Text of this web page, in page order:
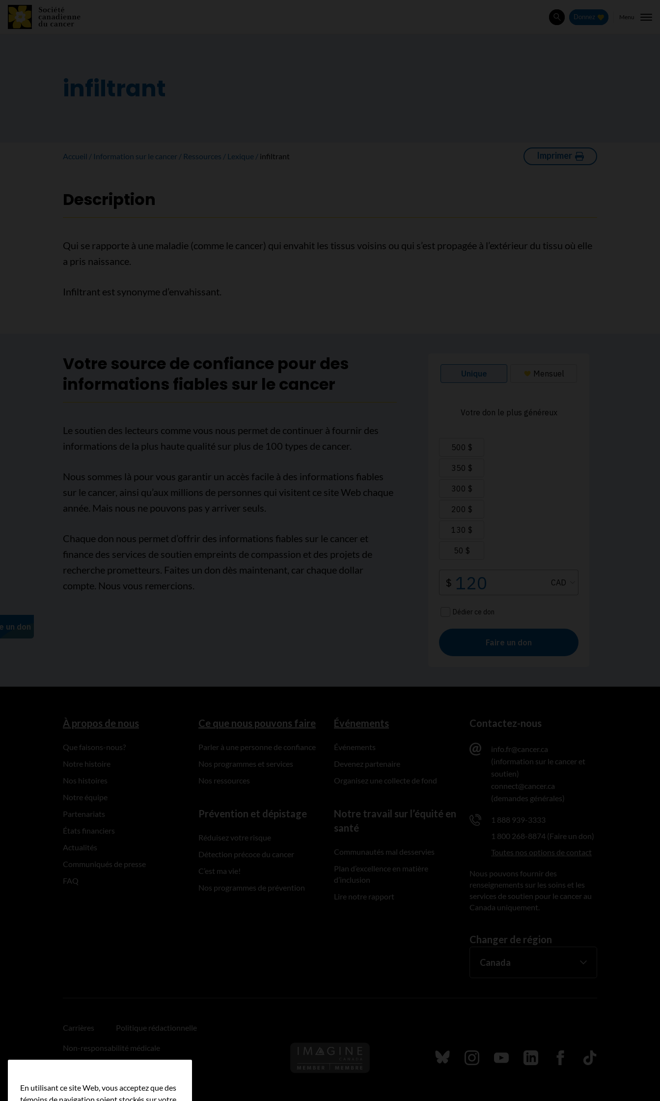
Rechercher
Donnez Menu
infiltrant
Accueil Information sur le cancer Ressources Lexique infiltrant Imprimer
Description
Qui se rapporte à une maladie (comme le cancer) qui envahit les tissus voisins ou qui s’est propagée à l’extérieur du tissu où elle
a pris naissance.
Infiltrant est synonyme d’envahissant.
Votre source de confiance pour des
informations fiables sur le cancer
Le soutien des lecteurs comme vous nous permet de continuer à fournir des
informations de la plus haute qualité sur plus de 100 types de cancer.
Nous sommes là pour vous garantir un accès facile à des informations fiables
sur le cancer, ainsi qu’aux millions de personnes qui visitent ce site Web chaque
année. Mais nous ne pouvons pas y arriver seuls.
Chaque don nous permet d’offrir des informations fiables sur le cancer et
finance des services de soutien empreints de compassion et des projets de
recherche prometteurs. Faites un don dès maintenant, car chaque dollar
compte. Nous vous remercions.
À propos de nous
Que faisons-nous?
Notre histoire
Nos histoires
Notre équipe
Partenariats
États financiers
Actualités
Communiqués de presse
FAQ
Ce que nous pouvons faire
Parler à une personne de confiance
Nos programmes et services
Nos ressources
Prévention et dépistage
Réduisez votre risque
Détection précoce du cancer
C’est ma vie!
Nos programmes de prévention
Événements
Événements
Devenez partenaire
Organisez une collecte de fond
Notre travail sur l’équité en
santé
Communautés mal desservies
Plan d’excellence en matière
d’inclusion
Lire notre rapport
Contactez-nous
info.fr@cancer.ca
(information sur le cancer et
soutien)
connect@cancer.ca
(demandes générales)
1 888 939-3333
1 800 268-8874 (Faire un don)
Toutes nos options de contact
Nous pouvons fournir des
renseignements sur les soins et les
services de soutien pour le cancer au
Canada uniquement.
Changer de région
Carrières Politique rédactionnelle
Non-responsabilité médicale
Accessibilité
Suivez nous sur Bluesky
Suivez nous sur Instagram
Suivez nous sur Youtube
Suivez nous sur LinkedIn
Suivez nous sur
TikTok
En utilisant ce site Web, vous acceptez que des